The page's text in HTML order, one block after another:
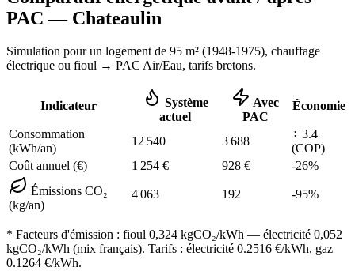
PAC — Chateaulin
Simulation pour un logement de 95 m² (1948-1975), chauffage
électrique ou fioul → PAC Air/Eau, tarifs bretons.
Indicateur
Système
actuel
Avec
PAC
Économie
Consommation
(kWh/an)
12 540 3 688
÷ 3.4
(COP)
Coût annuel (€)
1 254 € 928 € -26%
Émissions CO₂
(kg/an)
4 063 192 -95%
* Facteurs d'émission : fioul 0,324 kgCO₂/kWh — électricité 0,052
kgCO₂/kWh (mix français). Tarifs : électricité 0.2516 €/kWh, gaz
0.1264 €/kWh.